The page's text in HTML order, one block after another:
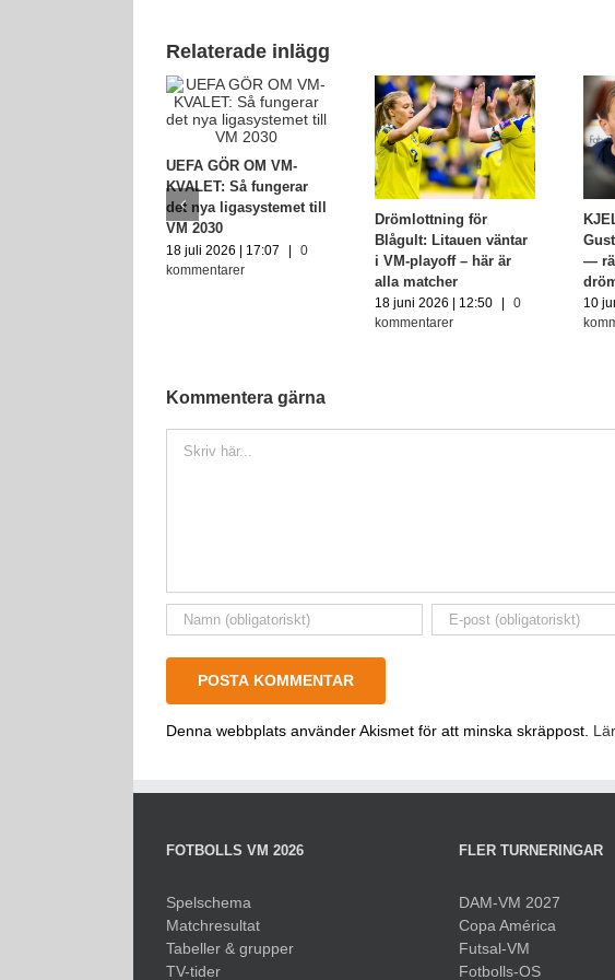
Relaterade inlägg
UEFA GÖR OM VM-
KVALET: Så fungerar
det nya ligasystemet till
VM 2030
18 juli 2026 | 17:07 |
0
kommentarer
Drömlottning för
Blågult: Litauen väntar
i VM-playoff – här är
alla matcher
18 juni 2026 | 12:50
0
kommentarer
—
10
Kommentera gärna
Denna webbplats använder Akismet för att minska skräppost.
FOTBOLLS VM 2026
Spelschema
Matchresultat
Tabeller & grupper
TV-tider
FLER TURNERINGAR
DAM-VM 2027
Copa América
Futsal-VM
Fotbolls-OS